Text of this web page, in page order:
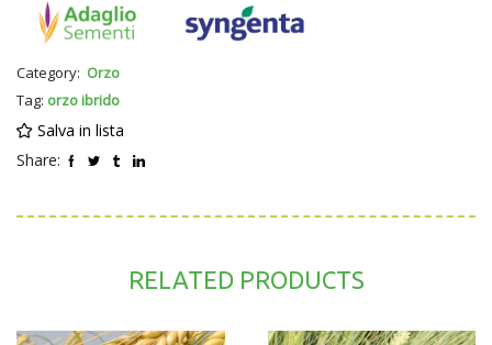
Category: Orzo
Tag: orzo ibrido
Salva in lista
Share:
RELATED PRODUCTS